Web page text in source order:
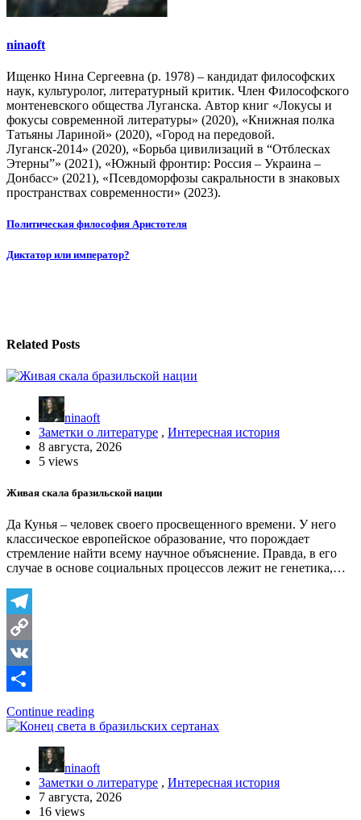
ninaoft
Ищенко Нина Сергеевна (р. 1978) – кандидат философских
наук, культуролог, литературный критик. Член Философского
монтеневского общества Луганска. Автор книг «Локусы и
фокусы современной литературы» (2020), «Книжная полка
Татьяны Лариной» (2020), «Город на передовой.
Луганск-2014» (2020), «Борьба цивилизаций в “Отблесках
Этерны”» (2021), «Южный фронтир: Россия – Украина –
Донбасс» (2021), «Псевдоморфозы сакральности в знаковых
пространствах современности» (2023).
Навигация
по
Политическая философия Аристотеля
Диктатор или император?
Related Posts
ninaoft
Заметки о литературе , Интересная история
8 августа, 2026
5 views
Живая скала бразильской нации
Да Кунья – человек своего просвещенного времени. У него
классическое европейское образование, что порождает
стремление найти всему научное объяснение. Правда, в его
случае в основе социальных процессов лежит не генетика,…
Telegram
Copy
Link
VK
Отправить
Continue reading
ninaoft
Заметки о литературе , Интересная история
7 августа, 2026
16 views